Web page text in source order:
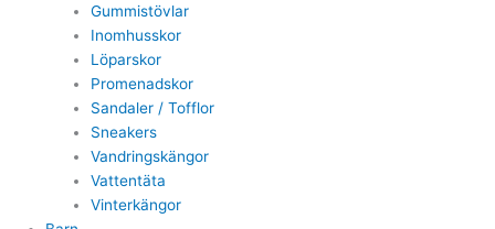
Gummistövlar
Inomhusskor
Löparskor
Promenadskor
Sandaler / Tofflor
Sneakers
Vandringskängor
Vattentäta
Vinterkängor